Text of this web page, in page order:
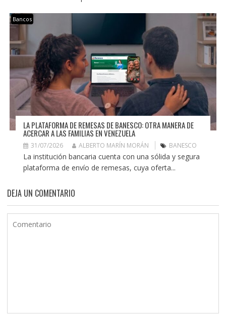
Bancos
LA PLATAFORMA DE REMESAS DE BANESCO: OTRA MANERA DE
ACERCAR A LAS FAMILIAS EN VENEZUELA
31/07/2026 ALBERTO MARÍN MORÁN BANESCO
La institución bancaria cuenta con una sólida y segura
plataforma de envío de remesas, cuya oferta...
DEJA UN COMENTARIO